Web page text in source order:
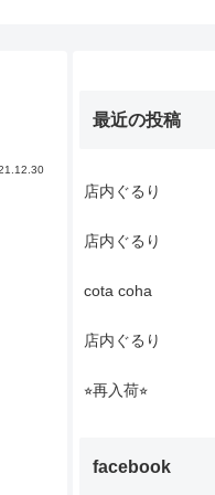
最近の投稿
店内ぐるり
店内ぐるり
cota coha
店内ぐるり
⭐︎再入荷⭐︎
facebook